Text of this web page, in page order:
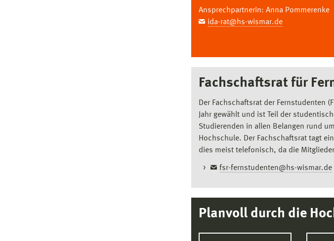
Ansprechpartnerin: Anna Pommerenke
ida-rat@hs-wismar.de
Fachschaftsrat für
Der Fachschaftsrat der Fernstudenten
Jahr gewählt und ist Teil der
Studierenden in allen Belangen rund
Hochschule. Der Fachschaftsrat tagt
dies meist telefonisch, da die
fsr-fernstudenten@hs-wismar.de
Planvoll durch die